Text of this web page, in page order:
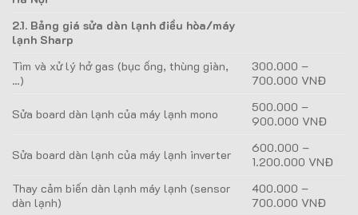
2.1. Bảng giá sửa dàn lạnh điều hòa/máy
lạnh Sharp
Tìm và xử lý hở gas (bục ống, thùng giàn,
…)
300.000 –
700.000 VNĐ
Sửa board dàn lạnh của máy lạnh mono
500.000 –
900.000 VNĐ
Sửa board dàn lạnh của máy lạnh inverter
600.000 –
1.200.000 VNĐ
Thay cảm biến dàn lạnh máy lạnh (sensor
dàn lạnh)
400.000 –
700.000 VNĐ